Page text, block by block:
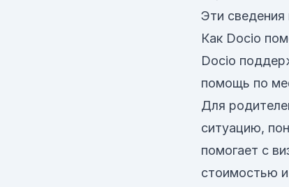
Эти сведения
Как Docio
Docio
помощь по
Для
ситуацию,
помогает с
стоимостью